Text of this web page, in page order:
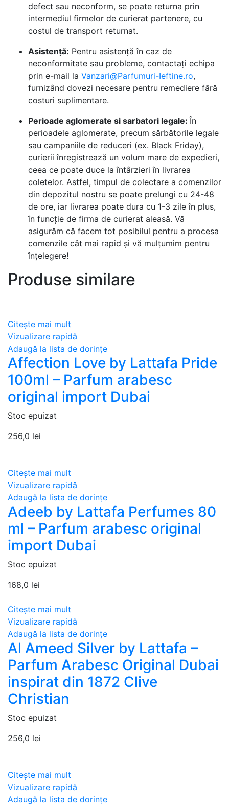
defect sau neconform, se poate returna prin
intermediul firmelor de curierat partenere, cu
costul de transport returnat.
Asistență: Pentru asistență în caz de
neconformitate sau probleme, contactați echipa
prin e-mail la Vanzari@Parfumuri-Ieftine.ro,
furnizând dovezi necesare pentru remediere fără
costuri suplimentare.
Perioade aglomerate si sarbatori legale: În
perioadele aglomerate, precum sărbătorile legale
sau campaniile de reduceri (ex. Black Friday),
curierii înregistrează un volum mare de expedieri,
ceea ce poate duce la întârzieri în livrarea
coletelor. Astfel, timpul de colectare a comenzilor
din depozitul nostru se poate prelungi cu 24-48
de ore, iar livrarea poate dura cu 1-3 zile în plus,
în funcție de firma de curierat aleasă. Vă
asigurăm că facem tot posibilul pentru a procesa
comenzile cât mai rapid și vă mulțumim pentru
înțelegere!
Produse similare
Citește mai mult
Vizualizare rapidă
Adaugă la lista de dorințe
Affection Love by Lattafa Pride
100ml – Parfum arabesc
original import Dubai
Stoc epuizat
256,0 lei
Citește mai mult
Vizualizare rapidă
Adaugă la lista de dorințe
Adeeb by Lattafa Perfumes 80
ml – Parfum arabesc original
import Dubai
Stoc epuizat
168,0 lei
Citește mai mult
Vizualizare rapidă
Adaugă la lista de dorințe
Al Ameed Silver by Lattafa –
Parfum Arabesc Original Dubai
inspirat din 1872 Clive
Christian
Stoc epuizat
256,0 lei
Citește mai mult
Vizualizare rapidă
Adaugă la lista de dorințe